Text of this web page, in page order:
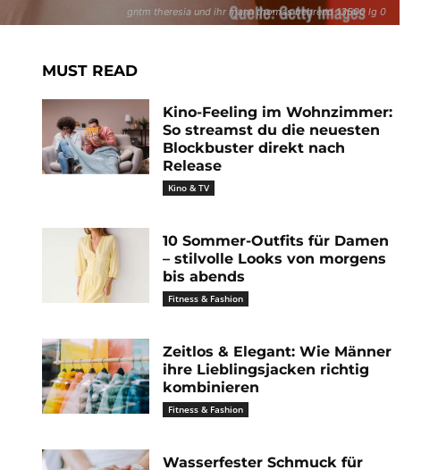
gntm theresia und ihr mann thomas behrend 13500 lg 0
MUST READ
Kino-Feeling im Wohnzimmer:
So streamst du die neuesten
Blockbuster direkt nach
Release
Kino & TV
10 Sommer-Outfits für Damen
– stilvolle Looks von morgens
bis abends
Fitness & Fashion
Zeitlos & Elegant: Wie Männer
ihre Lieblingsjacken richtig
kombinieren
Fitness & Fashion
Wasserfester Schmuck für